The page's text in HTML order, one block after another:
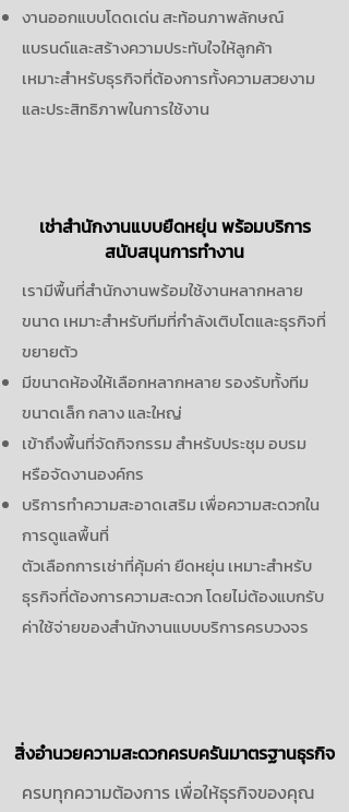
งานออกแบบโดดเด่น สะท้อนภาพลักษณ์
แบรนด์และสร้างความประทับใจให้ลูกค้า
เหมาะสำหรับธุรกิจที่ต้องการทั้งความสวยงาม
และประสิทธิภาพในการใช้งาน
เช่าสำนักงานแบบยืดหยุ่น พร้อมบริการ
สนับสนุนการทำงาน
เรามีพื้นที่สำนักงานพร้อมใช้งานหลากหลาย
ขนาด เหมาะสำหรับทีมที่กำลังเติบโตและธุรกิจที่
ขยายตัว
มีขนาดห้องให้เลือกหลากหลาย รองรับทั้งทีม
ขนาดเล็ก กลาง และใหญ่
เข้าถึงพื้นที่จัดกิจกรรม สำหรับประชุม อบรม
หรือจัดงานองค์กร
บริการทำความสะอาดเสริม เพื่อความสะดวกใน
การดูแลพื้นที่
ตัวเลือกการเช่าที่คุ้มค่า ยืดหยุ่น เหมาะสำหรับ
ธุรกิจที่ต้องการความสะดวก โดยไม่ต้องแบกรับ
ค่าใช้จ่ายของสำนักงานแบบบริการครบวงจร
สิ่งอำนวยความสะดวกครบครันมาตรฐานธุรกิจ
ครบทุกความต้องการ เพื่อให้ธุรกิจของคุณ